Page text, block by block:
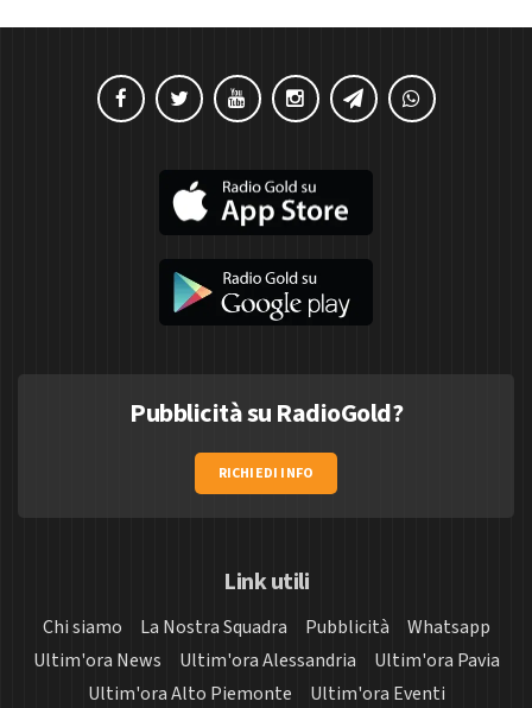
Pubblicità su RadioGold?
RICHIEDI INFO
Link utili
Chi siamo La Nostra Squadra Pubblicità
Whatsapp
Ultim'ora News
Ultim'ora Alessandria
Ultim'ora Pavia
Ultim'ora Alto Piemonte
Ultim'ora Eventi